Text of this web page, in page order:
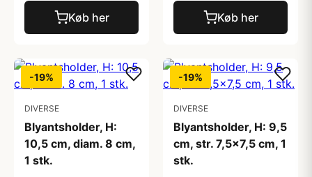
Køb her Køb her
-19%
DIVERSE
Blyantsholder, H:
10,5 cm, diam. 8 cm,
1 stk.
-19%
DIVERSE
Blyantsholder, H: 9,5
cm, str. 7,5x7,5 cm, 1
stk.